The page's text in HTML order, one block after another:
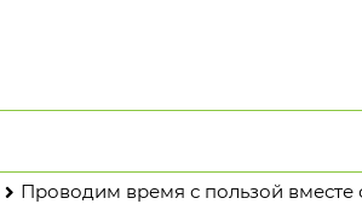
Проводим время с пользой вместе